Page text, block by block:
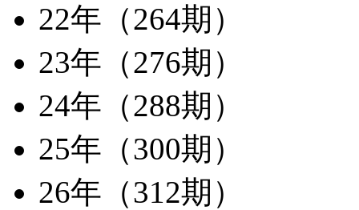
22年（264期）
23年（276期）
24年（288期）
25年（300期）
26年（312期）